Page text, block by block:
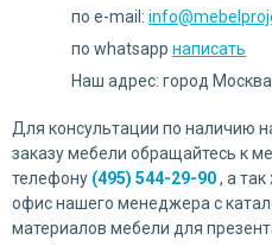
по e-mail:
по whatsapp написать
Наш адрес: город
Для консультации по наличию
заказу мебели обращайтесь к
телефону (495) 544-29-90 , а
офис нашего менеджера с
материалов мебели для